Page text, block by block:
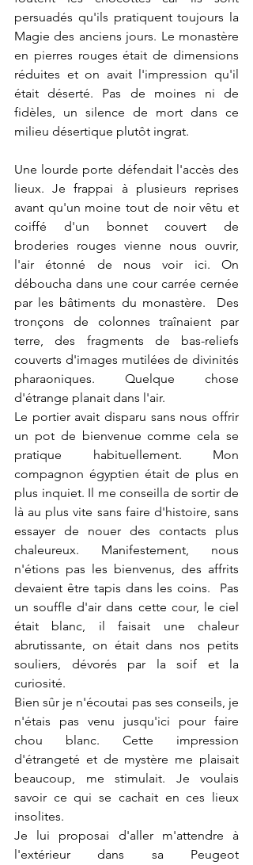
persuadés qu'ils pratiquent toujours la
Magie des anciens jours. Le monastère
en pierres rouges était de dimensions
réduites et on avait l'impression qu'il
était déserté. Pas de moines ni de
fidèles, un silence de mort dans ce
milieu désertique plutôt ingrat.
Une lourde porte défendait l'accès des
lieux. Je frappai à plusieurs reprises
avant qu'un moine tout de noir vêtu et
coiffé d'un bonnet couvert de
broderies rouges vienne nous ouvrir,
l'air étonné de nous voir ici. On
déboucha dans une cour carrée cernée
par les bâtiments du monastère.  Des
tronçons de colonnes traînaient par
terre, des fragments de bas-reliefs
couverts d'images mutilées de divinités
pharaoniques. Quelque chose
d'étrange planait dans l'air.
Le portier avait disparu sans nous offrir
un pot de bienvenue comme cela se
pratique habituellement. Mon
compagnon égyptien était de plus en
plus inquiet. Il me conseilla de sortir de
là au plus vite sans faire d'histoire, sans
essayer de nouer des contacts plus
chaleureux. Manifestement, nous
n'étions pas les bienvenus, des affrits
devaient être tapis dans les coins.  Pas
un souffle d'air dans cette cour, le ciel
était blanc, il faisait une chaleur
abrutissante, on était dans nos petits
souliers, dévorés par la soif et la
curiosité.
Bien sûr je n'écoutai pas ses conseils, je
n'étais pas venu jusqu'ici pour faire
chou blanc. Cette impression
d'étrangeté et de mystère me plaisait
beaucoup, me stimulait. Je voulais
savoir ce qui se cachait en ces lieux
insolites.
Je lui proposai d'aller m'attendre à
l'extérieur dans sa Peugeot